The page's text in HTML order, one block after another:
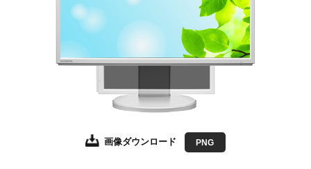
画像ダウンロード PNG
画像ダウンロード JPEG EPS形式
画像ダウンロード JPEG EPS形式
画像ダウンロード JPEG EPS形式
画像ダウンロード JPEG EPS形式
画像ダウンロード JPEG EPS形式
画像ダウンロード JPEG EPS形式
画像ダウンロード JPEG EPS形式
画像ダウンロード JPEG EPS形式
画像ダウンロード JPEG EPS形式
画像ダウンロード JPEG EPS形式
画像ダウンロード JPEG EPS形式
画像ダウンロード JPEG EPS形式
画像ダウンロード JPEG EPS形式
画像ダウンロード JPEG EPS形式